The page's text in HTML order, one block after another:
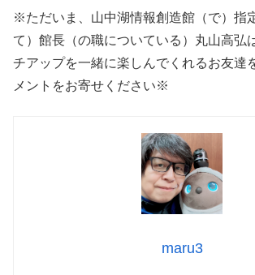
※ただいま、山中湖情報創造館（で）指
て）館長（の職についている）丸山高弘
チアップを一緒に楽しんでくれるお友達
メントをお寄せください※
maru3